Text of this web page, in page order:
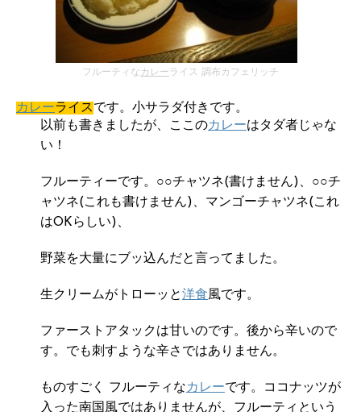
フルーティな カレー ライス 調布カフェリッチ
カレーライスです。小サラダ付きです。
以前も書きましたが、ここのカレーはタダ者じゃな
い！
フルーティーです。○○チャツネ(書けません)、○○チ
ャツネ(これも書けません)、マンゴーチャツネ(これ
はOKらしい)、
野菜を大量にブッ込んだと言ってました。
生クリームがトローッと洋食風です。
ファーストアタックは甘いのです。後から辛いので
す。でも刺すような辛さではありません。
ものすごく フルーティなカレーです。ココナッツが
入った南国風ではありませんが、フルーティという